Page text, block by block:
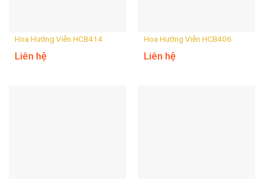
Hoa Hướng Viễn HCB414
Liên hệ
Hoa Hướng Viễn HCB406
Liên hệ